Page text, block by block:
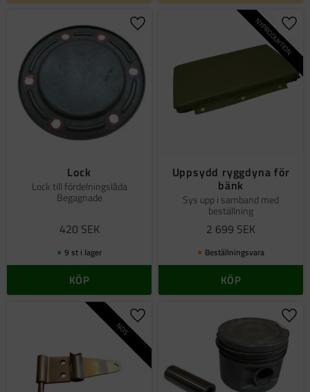
Lock
Lock till fördelningslåda
Begagnade
420 SEK
Lägg till i favoriter
9 st i lager
KÖP
Uppsydd ryggdyna för
bänk
Sys upp i samband med
beställning
2 699 SEK
NYPRODUKTION
Beställningsvara
KÖP
NOS Lägg till i favoriter